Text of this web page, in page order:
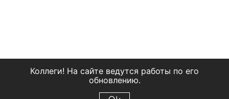
Коллеги! На сайте ведутся работы по его
обновлению.